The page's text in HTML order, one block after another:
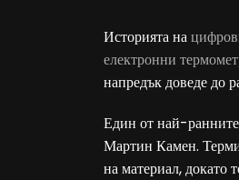
Историята на
електронни
напредък доведе до
Един от най-ранните
Мартин Камен.
на материал, докато